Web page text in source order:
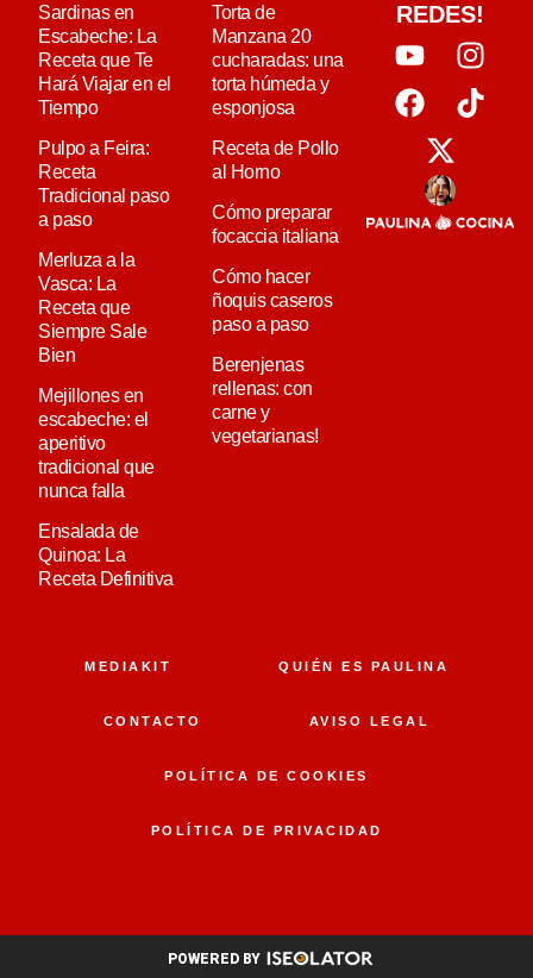
Sardinas en
Escabeche: La
Receta que Te
Hará Viajar en el
Tiempo
Pulpo a Feira:
Receta
Tradicional paso
a paso
Merluza a la
Vasca: La
Receta que
Siempre Sale
Bien
Mejillones en
escabeche: el
aperitivo
tradicional que
nunca falla
Ensalada de
Quinoa: La
Receta Definitiva
Torta de
Manzana 20
cucharadas: una
torta húmeda y
esponjosa
Receta de Pollo
al Horno
Cómo preparar
focaccia italiana
Cómo hacer
ñoquis caseros
paso a paso
Berenjenas
rellenas: con
carne y
vegetarianas!
REDES!
MEDIAKIT QUIÉN ES PAULINA
CONTACTO AVISO LEGAL
POLÍTICA DE COOKIES
POLÍTICA DE PRIVACIDAD
POWERED BY